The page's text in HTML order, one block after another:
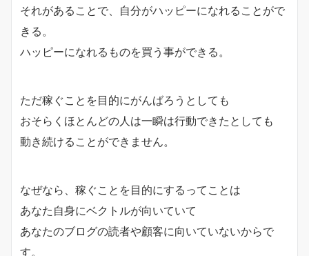
それがあることで、自分がハッピーになれることがで
きる。
ハッピーになれるものを買う事ができる。
ただ稼ぐことを目的にがんばろうとしても
おそらくほとんどの人は一瞬は行動できたとしても
動き続けることができません。
なぜなら、稼ぐことを目的にするってことは
あなた自身にベクトルが向いていて
あなたのブログの読者や顧客に向いていないからで
す。